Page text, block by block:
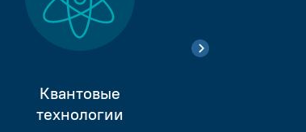
Квантовые
технологии